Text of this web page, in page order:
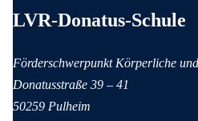
LVR-Donatus-Schule
Förderschwerpunkt Körperliche
Donatusstraße 39 – 41
50259 Pulheim